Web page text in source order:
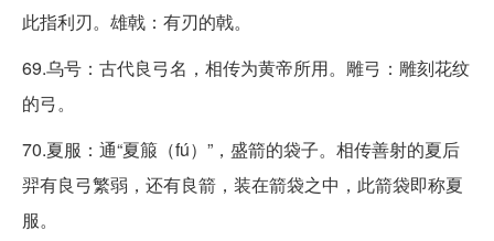
此指利刃。雄戟：有刃的戟。
69.乌号：古代良弓名，相传为黄帝所用。雕弓：雕刻花纹
的弓。
70.夏服：通“夏箙（fú）”，盛箭的袋子。相传善射的夏后
羿有良弓繁弱，还有良箭，装在箭袋之中，此箭袋即称夏
服。